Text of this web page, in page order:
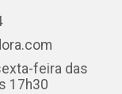
feira das
17h30